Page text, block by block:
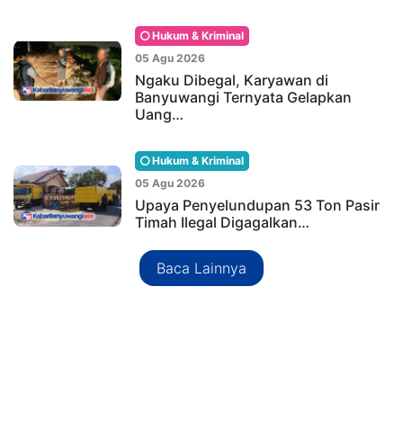
Hukum & Kriminal
05 Agu 2026
Ngaku Dibegal, Karyawan di
Banyuwangi Ternyata Gelapkan
Uang…
Hukum & Kriminal
05 Agu 2026
Upaya Penyelundupan 53 Ton Pasir
Timah Ilegal Digagalkan…
Baca Lainnya